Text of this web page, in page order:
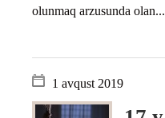
olunmaq arzusunda olan...
1 avqust 2019